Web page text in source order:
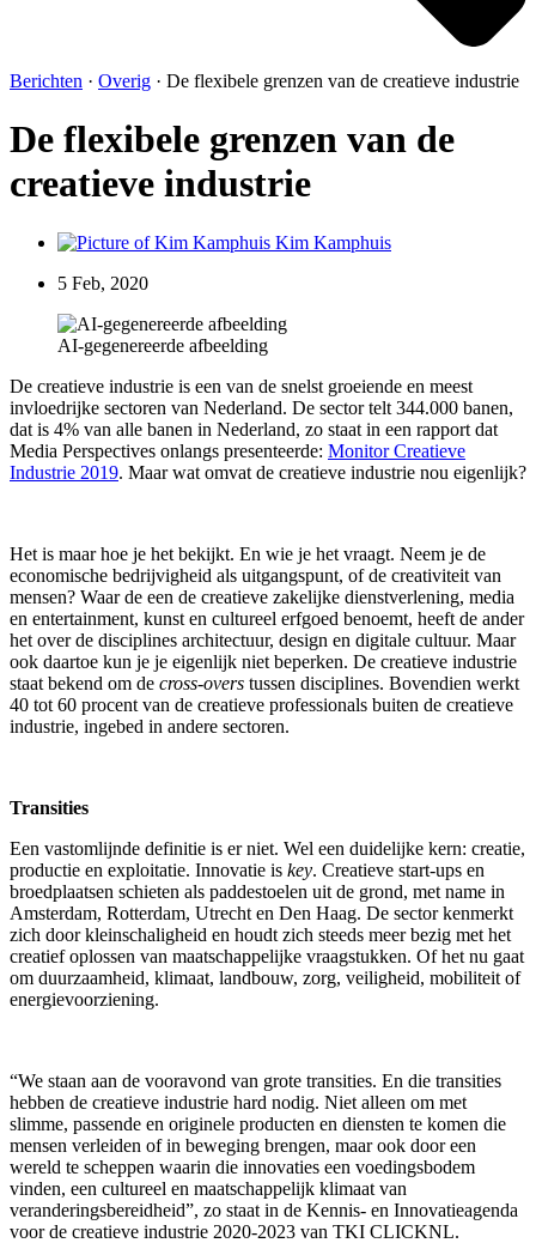
Berichten · Overig · De flexibele grenzen van de creatieve industrie
De flexibele grenzen van de
creatieve industrie
Kim Kamphuis
5 Feb, 2020
AI-gegenereerde afbeelding
De creatieve industrie is een van de snelst groeiende en meest
invloedrijke sectoren van Nederland. De sector telt 344.000 banen,
dat is 4% van alle banen in Nederland, zo staat in een rapport dat
Media Perspectives onlangs presenteerde: Monitor Creatieve
Industrie 2019. Maar wat omvat de creatieve industrie nou eigenlijk?
Het is maar hoe je het bekijkt. En wie je het vraagt. Neem je de
economische bedrijvigheid als uitgangspunt, of de creativiteit van
mensen? Waar de een de creatieve zakelijke dienstverlening, media
en entertainment, kunst en cultureel erfgoed benoemt, heeft de ander
het over de disciplines architectuur, design en digitale cultuur. Maar
ook daartoe kun je je eigenlijk niet beperken. De creatieve industrie
staat bekend om de cross-overs tussen disciplines. Bovendien werkt
40 tot 60 procent van de creatieve professionals buiten de creatieve
industrie, ingebed in andere sectoren.
Transities
Een vastomlijnde definitie is er niet. Wel een duidelijke kern: creatie,
productie en exploitatie. Innovatie is key. Creatieve start-ups en
broedplaatsen schieten als paddestoelen uit de grond, met name in
Amsterdam, Rotterdam, Utrecht en Den Haag. De sector kenmerkt
zich door kleinschaligheid en houdt zich steeds meer bezig met het
creatief oplossen van maatschappelijke vraagstukken. Of het nu gaat
om duurzaamheid, klimaat, landbouw, zorg, veiligheid, mobiliteit of
energievoorziening.
“We staan aan de vooravond van grote transities. En die transities
hebben de creatieve industrie hard nodig. Niet alleen om met
slimme, passende en originele producten en diensten te komen die
mensen verleiden of in beweging brengen, maar ook door een
wereld te scheppen waarin die innovaties een voedingsbodem
vinden, een cultureel en maatschappelijk klimaat van
veranderingsbereidheid”, zo staat in de Kennis- en Innovatieagenda
voor de creatieve industrie 2020-2023 van TKI CLICKNL.